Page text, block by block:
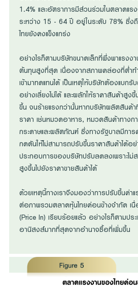
1.4% และอัตราการมีส่วนร่วมในตลาดแร
ระหว่าง 15 - 64 ปี อยู่ในระดับ 78% ซึ่ง
ไทยยังคงแข็งแกร่ง
อย่างไรก็ตามบริษัทขนาดเล็กที่พึ่งพาแรงง
ต้นทุนสูงที่สุด เนื่องจากสภาพคล่องที่ต่ำทำ
เข้ามาทดแทนได้ เป็นเหตุให้บริษัทต้องแบก
อย่างเลี่ยงไม่ได้ และผลักให้ราคาสินค้าสูง
ขึ้น จนร้ายแรงกว่านั้นหากบริษัทผลิตสินค้
ราคา เช่นหมวดอาหาร, หมวดสินค้าทางก
กระดาษและผลิตภัณฑ์ ซึ่งทางรัฐบาลมีการ
กดดันให้ไม่สามารถปรับขึ้นราคาสินค้าได้อ
ประกอบการของบริษัทปรับลดลงเพราะไม่
สูงขึ้นไปยังราคาขายสินค้าได้
ด้วยเหตุนี้ทางเราจึงมองว่าการปรับขึ้นค่า
ต่อภาพรวมตลาดหุ้นไทยค่อนข้างจำกัด เ
(Price In) เรียบร้อยแล้ว อย่างไรก็ตามปร
อานิสงส์มากที่สุดจากอำนาจซื้อที่เพิ่มขึ้น